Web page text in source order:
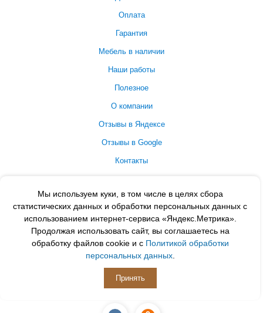
Мы используем куки, в том числе в целях сбора
статистических данных и обработки персональных данных с
использованием интернет-сервиса «Яндекс.Метрика».
Продолжая использовать сайт, вы соглашаетесь на
обработку файлов cookie и с Политикой обработки
персональных данных.
Принять
Оплата
Гарантия
Мебель в наличии
Наши работы
Полезное
О компании
Отзывы в Яндексе
Отзывы в Google
Контакты